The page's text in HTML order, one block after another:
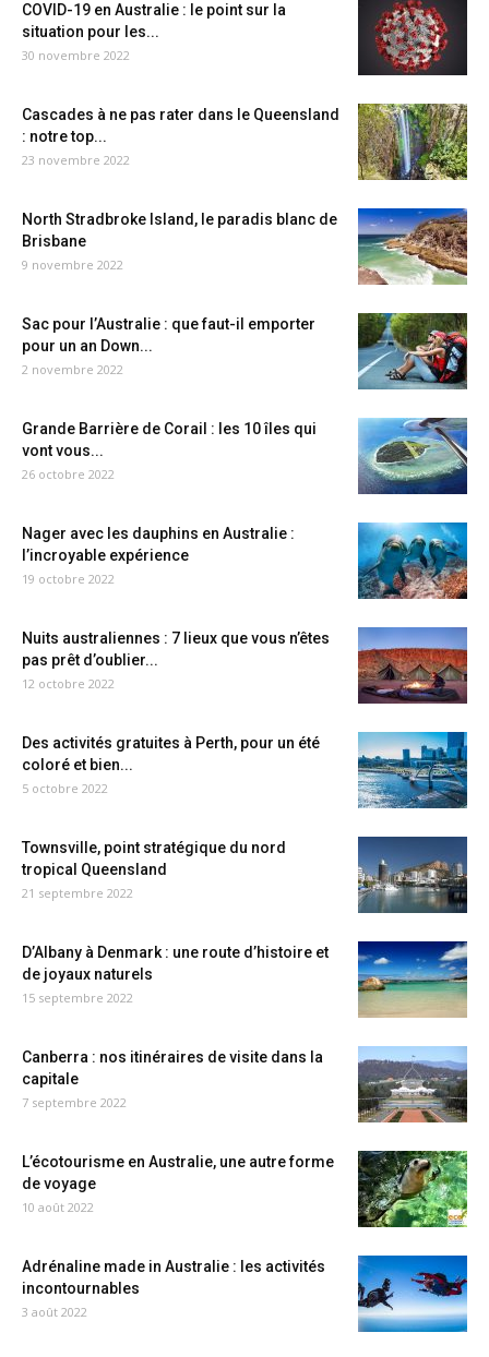
COVID-19 en Australie : le point sur la
situation pour les...
30 novembre 2022
Cascades à ne pas rater dans le Queensland
: notre top...
23 novembre 2022
North Stradbroke Island, le paradis blanc de
Brisbane
9 novembre 2022
Sac pour l’Australie : que faut-il emporter
pour un an Down...
2 novembre 2022
Grande Barrière de Corail : les 10 îles qui
vont vous...
26 octobre 2022
Nager avec les dauphins en Australie :
l’incroyable expérience
19 octobre 2022
Nuits australiennes : 7 lieux que vous n’êtes
pas prêt d’oublier...
12 octobre 2022
Des activités gratuites à Perth, pour un été
coloré et bien...
5 octobre 2022
Townsville, point stratégique du nord
tropical Queensland
21 septembre 2022
D’Albany à Denmark : une route d’histoire et
de joyaux naturels
15 septembre 2022
Canberra : nos itinéraires de visite dans la
capitale
7 septembre 2022
L’écotourisme en Australie, une autre forme
de voyage
10 août 2022
Adrénaline made in Australie : les activités
incontournables
3 août 2022